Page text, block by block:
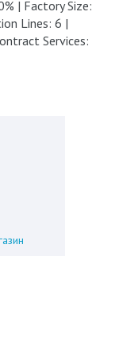
| Factory Size:
Lines: 6 |
Services: